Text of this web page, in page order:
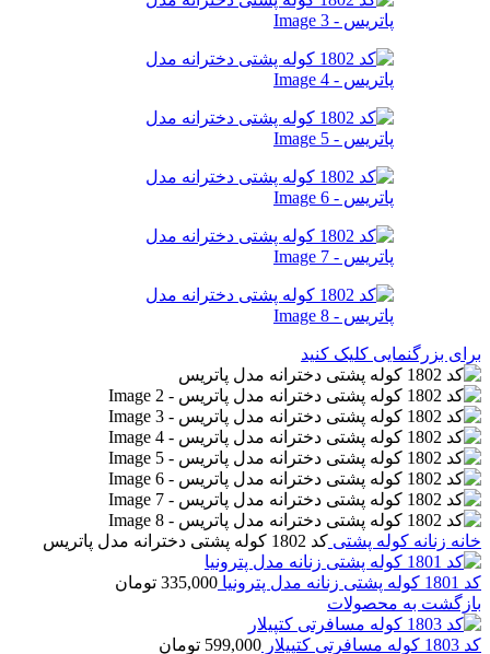
برای بزرگنمایی کلیک کنید
خانه زنانه کوله پشتی کد 1802 کوله پشتی دخترانه مدل پاتریس
کد 1801 کوله پشتی زنانه مدل پترونیا 335,000 تومان
بازگشت به محصولات
کد 1803 کوله مسافرتی کتپیلار 599,000 تومان